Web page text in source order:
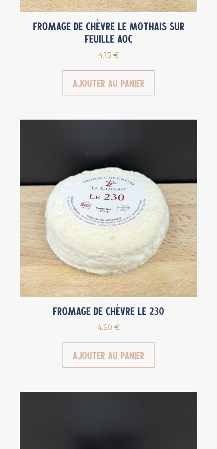
Fromage de chèvre Le Mothais sur
feuille AOC
4.15 €
Ajouter au panier
Fromage de chèvre Le 230
4.50 €
Ajouter au panier